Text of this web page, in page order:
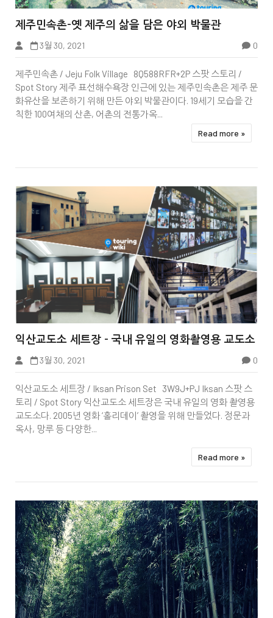


제주민속촌-옛 제주의 삶을 담은 야외 박물관
3월 30, 2021 0
제주민속촌 / Jeju Folk Village 8Q588RFR+2P 스팟 스토리 /
Spot Story 제주 표선해수욕장 인근에 있는 제주민속촌은 제주 문
화유산을 보존하기 위해 만든 야외 박물관이다. 19세기 모습을 간
칙한 100여채의 산촌, 어촌의 전통가옥...
Read more »


Tbook
익산교도소 세트장 - 국내 유일의 영화촬영용 교도소
3월 30, 2021 0
익산교도소 세트장 / Iksan Prison Set 3W9J+PJ Iksan 스팟 스
토리 / Spot Story 익산교도소 세트장은 국내 유일의 영화 촬영용
교도소다. 2005년 영화 ‘홀리데이’ 촬영을 위해 만들었다. 정문과
옥사, 망루 등 다양한...
Read more »
Tbook